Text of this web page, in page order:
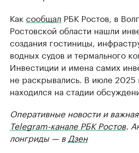
Как сообщал РБК Ростов, в
Ростовской области нашли
создания гостиницы,
водных судов и термального
Инвестиции и имена самих
не раскрывались. В июле 2025
находился на стадии
Оперативные новости и
Telegram-канале РБК Ростов.
лонгриды — в Дзен